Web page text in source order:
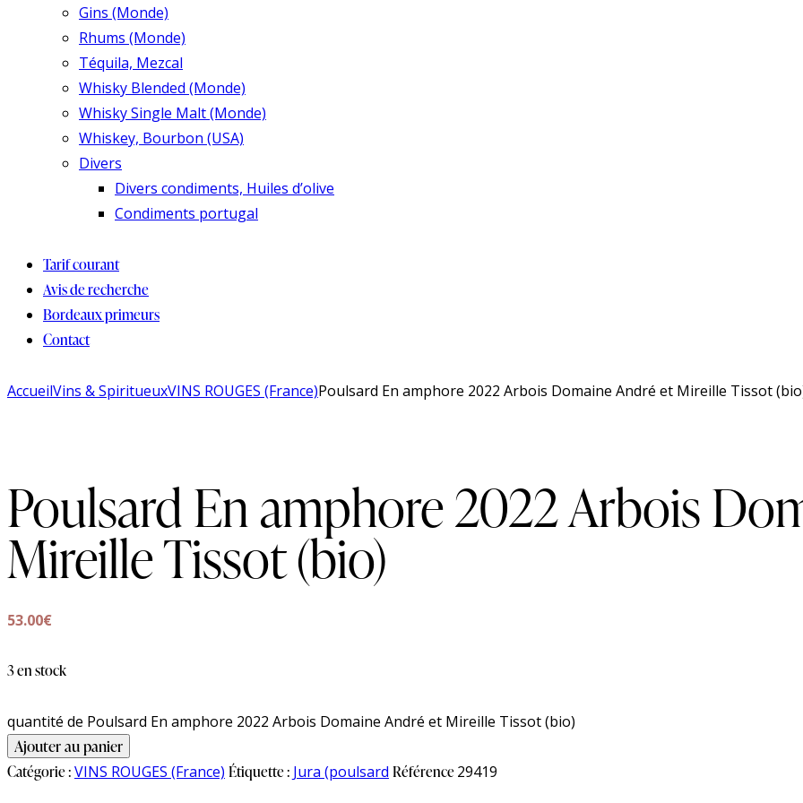
Gins (Monde)
Rhums (Monde)
Téquila, Mezcal
Whisky Blended (Monde)
Whisky Single Malt (Monde)
Whiskey, Bourbon (USA)
Divers
Divers condiments, Huiles d’olive
Condiments portugal
Tarif courant
Avis de recherche
Bordeaux primeurs
Contact
AccueilVins & SpiritueuxVINS ROUGES (France)Poulsard En amphore 2022 Arbois Domaine André et Mireille Tissot
Poulsard En amphore 2022 Arbois
Mireille Tissot (bio)
53.00€
3 en stock
quantité de Poulsard En amphore 2022 Arbois Domaine André et Mireille Tissot (bio)
Ajouter au panier
Catégorie :VINS ROUGES (France) Étiquette : Jura (poulsard Référence29419